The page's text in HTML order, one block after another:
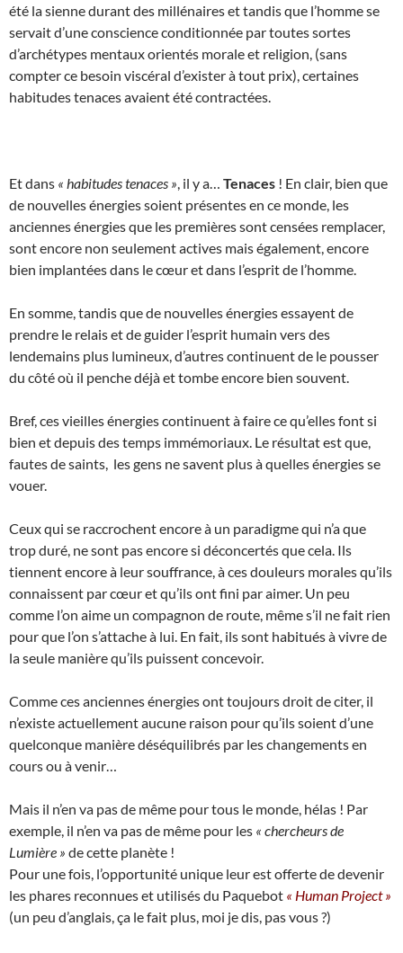
été la sienne durant des millénaires et tandis que l’homme se
servait d’une conscience conditionnée par toutes sortes
d’archétypes mentaux orientés morale et religion, (sans
compter ce besoin viscéral d’exister à tout prix), certaines
habitudes tenaces avaient été contractées.
Et dans « habitudes tenaces » , il y a… Tenaces ! En clair, bien que
de nouvelles énergies soient présentes en ce monde, les
anciennes énergies que les premières sont censées remplacer,
sont encore non seulement actives mais également, encore
bien implantées dans le cœur et dans l’esprit de l’homme.
En somme, tandis que de nouvelles énergies essayent de
prendre le relais et de guider l’esprit humain vers des
lendemains plus lumineux, d’autres continuent de le pousser
du côté où il penche déjà et tombe encore bien souvent.
Bref, ces vieilles énergies continuent à faire ce qu’elles font si
bien et depuis des temps immémoriaux. Le résultat est que,
fautes de saints, les gens ne savent plus à quelles énergies se
vouer.
Ceux qui se raccrochent encore à un paradigme qui n’a que
trop duré, ne sont pas encore si déconcertés que cela. Ils
tiennent encore à leur souffrance, à ces douleurs morales qu’ils
connaissent par cœur et qu’ils ont fini par aimer. Un peu
comme l’on aime un compagnon de route, même s’il ne fait rien
pour que l’on s’attache à lui. En fait, ils sont habitués à vivre de
la seule manière qu’ils puissent concevoir.
Comme ces anciennes énergies ont toujours droit de citer, il
n’existe actuellement aucune raison pour qu’ils soient d’une
quelconque manière déséquilibrés par les changements en
cours ou à venir…
Mais il n’en va pas de même pour tous le monde, hélas ! Par
exemple, il n’en va pas de même pour les « chercheurs de
Lumière » de cette planète !
Pour une fois, l’opportunité unique leur est offerte de devenir
les phares reconnues et utilisés du Paquebot « Human Project »
(un peu d’anglais, ça le fait plus, moi je dis, pas vous ?)